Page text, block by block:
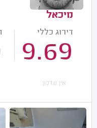
מיכאל
דירוג כללי
9.69
אין עדכון